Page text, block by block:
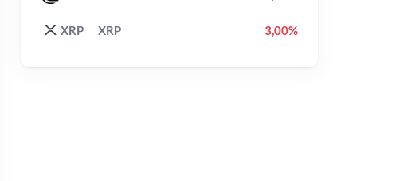
XRP XRP 3,00%